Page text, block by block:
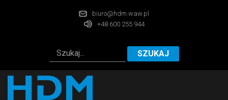
biuro@hdm.waw.pl
+48 600 255 944
SZUKAJ